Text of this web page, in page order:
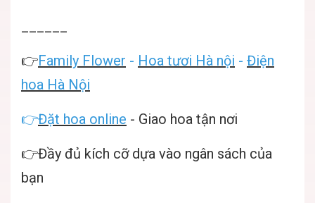
👉Family Flower - Hoa tươi Hà nội - Điện
hoa Hà Nội
👉Đặt hoa online - Giao hoa tận nơi
👉Đầy đủ kích cỡ dựa vào ngân sách của
bạn